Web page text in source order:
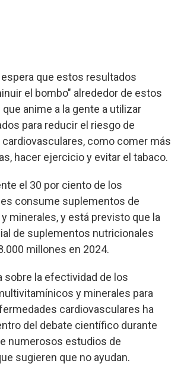
que estos resultados
el bombo" alrededor de estos
anime a la gente a utilizar
para reducir el riesgo de
como comer más
hacer ejercicio y evitar el tabaco.
el 30 por ciento de los
consume suplementos de
minerales, y está previsto que la
de suplementos nutricionales
millones en 2024.
sobre la efectividad de los
y minerales para
cardiovasculares ha
del debate científico durante
numerosos estudios de
sugieren que no ayudan.